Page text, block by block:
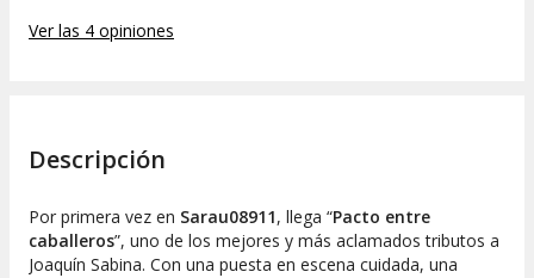
Ver las 4 opiniones
Descripción
Por primera vez en Sarau08911, llega “Pacto entre
caballeros”, uno de los mejores y más aclamados tributos a
Joaquín Sabina. Con una puesta en escena cuidada, una